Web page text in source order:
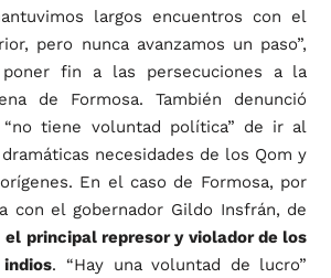
largos encuentros con el
pero nunca avanzamos un paso”,
fin a las persecuciones a la
de Formosa. También denunció
tiene voluntad política” de ir al
necesidades de los Qom y
En el caso de Formosa, por
con el gobernador Gildo Insfrán, de
el principal represor y violador de los
. “Hay una voluntad de lucro”